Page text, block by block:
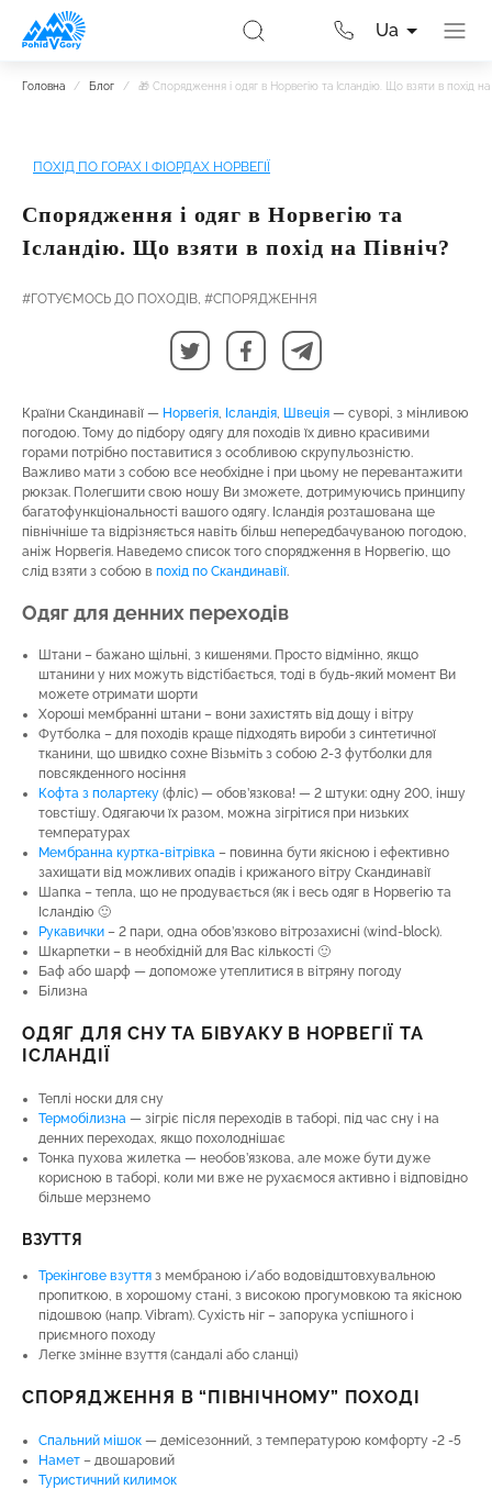
Ua
Головна / Блог / 🎁 Спорядження і одяг в Норвегію та Ісландію. Що взяти в похід на
ПОХІД ПО ГОРАХ І ФІОРДАХ НОРВЕГІЇ
Спорядження і одяг в Норвегію та
Ісландію. Що взяти в похід на Північ?
#ГОТУЄМОСЬ ДО ПОХОДІВ, #СПОРЯДЖЕННЯ
Країни Скандинавії — Норвегія, Ісландія, Швеція — суворі, з мінливою
погодою. Тому до підбору одягу для походів їх дивно красивими
горами потрібно поставитися з особливою скрупульозністю.
Важливо мати з собою все необхідне і при цьому не перевантажити
рюкзак. Полегшити свою ношу Ви зможете, дотримуючись принципу
багатофункціональності вашого одягу. Ісландія розташована ще
північніше та відрізняється навіть більш непередбачуваною погодою,
аніж Норвегія. Наведемо список того спорядження в Норвегію, що
слід взяти з собою в похід по Скандинавії.
Одяг для денних переходів
Штани – бажано щільні, з кишенями. Просто відмінно, якщо
штанини у них можуть відстібається, тоді в будь-який момент Ви
можете отримати шорти
Хороші мембранні штани – вони захистять від дощу і вітру
Футболка – для походів краще підходять вироби з синтетичної
тканини, що швидко сохне Візьміть з собою 2-3 футболки для
повсякденного носіння
Кофта з полартеку (фліс) — обов’язкова! — 2 штуки: одну 200, іншу
товстішу. Одягаючи їх разом, можна зігрітися при низьких
температурах
Мембранна куртка-вітрівка – повинна бути якісною і ефективно
захищати від можливих опадів і крижаного вітру Скандинавії
Шапка – тепла, що не продувається (як і весь одяг в Норвегію та
Ісландію 🙂
Рукавички – 2 пари, одна обов’язково вітрозахисні (wind-block).
Шкарпетки – в необхідній для Вас кількості 🙂
Баф або шарф — допоможе утеплитися в вітряну погоду
Білизна
ОДЯГ ДЛЯ СНУ ТА БІВУАКУ В НОРВЕГІЇ ТА
ІСЛАНДІЇ
Теплі носки для сну
Термобілизна — зігріє після переходів в таборі, під час сну і на
денних переходах, якщо похолоднішає
Тонка пухова жилетка — необов’язкова, але може бути дуже
корисною в таборі, коли ми вже не рухаємося активно і відповідно
більше мерзнемо
ВЗУТТЯ
Трекінгове взуття з мембраною і/або водовідштовхувальною
пропиткою, в хорошому стані, з високою прогумовкою та якісною
підошвою (напр. Vibram). Сухість ніг – запорука успішного і
приємного походу
Легке змінне взуття (сандалі або сланці)
СПОРЯДЖЕННЯ В “ПІВНІЧНОМУ” ПОХОДІ
Спальний мішок — демісезонний, з температурою комфорту -2 -5
Намет – двошаровий
Туристичний килимок